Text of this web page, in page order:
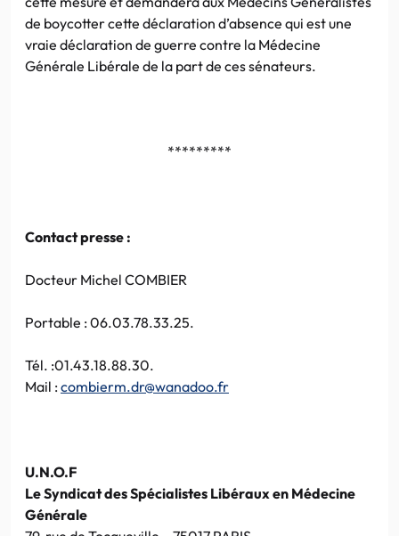
de boycotter cette déclaration d’absence qui est une
vraie déclaration de guerre contre la Médecine
Générale Libérale de la part de ces sénateurs.
*********
Contact presse :
Docteur Michel COMBIER
Portable : 06.03.78.33.25.
Tél. :01.43.18.88.30.
Mail :combierm.dr@wanadoo.fr
U.N.O.F
Le Syndicat des Spécialistes Libéraux en Médecine
Générale